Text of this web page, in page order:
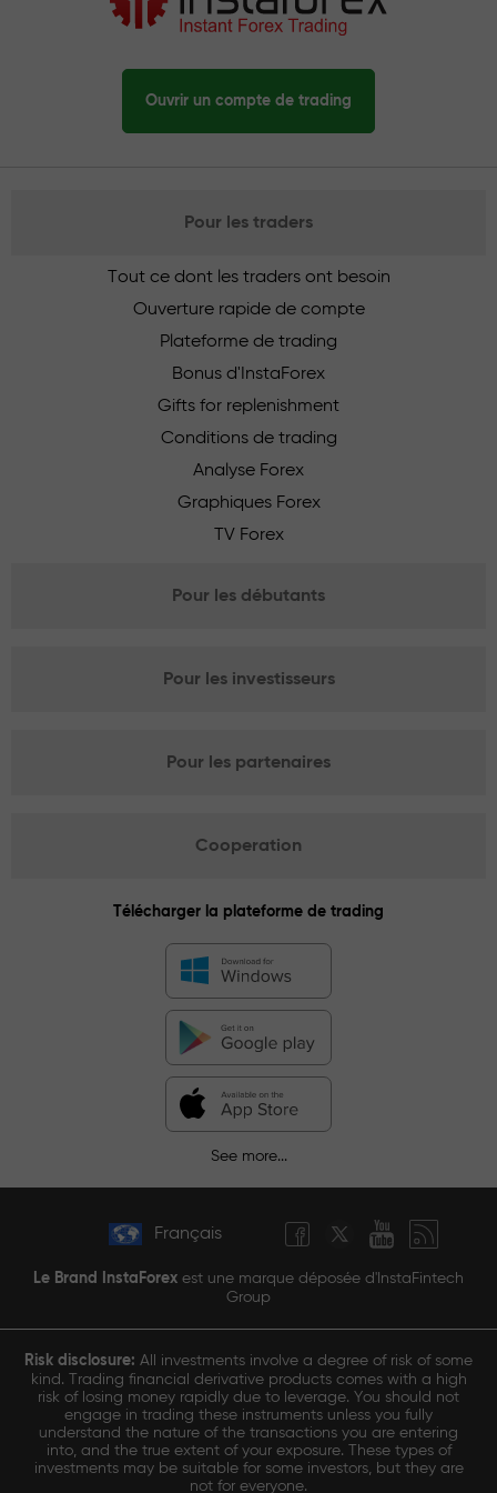
Ouvrir un compte de trading
Pour les traders
Tout ce dont les traders ont besoin
Ouverture rapide de compte
Plateforme de trading
Bonus d'InstaForex
Gifts for replenishment
Conditions de trading
Analyse Forex
Graphiques Forex
TV Forex
Pour les débutants
Pour les investisseurs
Pour les partenaires
Cooperation
Télécharger la plateforme de trading
See more...
Français
Le Brand InstaForex est une marque déposée d'InstaFintech
Group
Risk disclosure: All investments involve a degree of risk of some
kind. Trading financial derivative products comes with a high
risk of losing money rapidly due to leverage. You should not
engage in trading these instruments unless you fully
understand the nature of the transactions you are entering
into, and the true extent of your exposure. These types of
investments may be suitable for some investors, but they are
not for everyone.